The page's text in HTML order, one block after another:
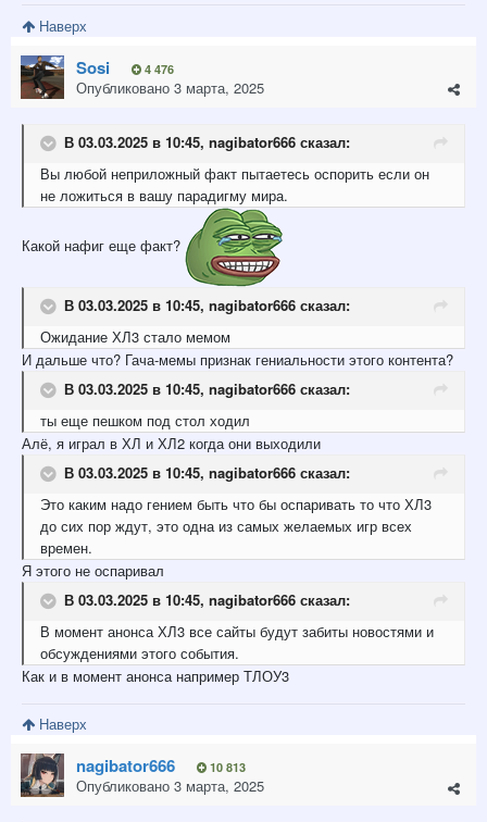
Наверх
Sosi 4 476
Опубликовано 3 марта, 2025
В 03.03.2025 в 10:45, nagibator666 сказал:
Вы любой неприложный факт пытаетесь оспорить если он
не ложиться в вашу парадигму мира.
Какой нафиг еще факт?
В 03.03.2025 в 10:45, nagibator666 сказал:
Ожидание ХЛ3 стало мемом
И дальше что? Гача-мемы признак гениальности этого контента?
В 03.03.2025 в 10:45, nagibator666 сказал:
ты еще пешком под стол ходил
Алё, я играл в ХЛ и ХЛ2 когда они выходили
В 03.03.2025 в 10:45, nagibator666 сказал:
Это каким надо гением быть что бы оспаривать то что ХЛ3
до сих пор ждут, это одна из самых желаемых игр всех
времен.
Я этого не оспаривал
В 03.03.2025 в 10:45, nagibator666 сказал:
В момент анонса ХЛ3 все сайты будут забиты новостями и
обсуждениями этого события.
Как и в момент анонса например ТЛОУ3
Наверх
nagibator666 10 813
Опубликовано 3 марта, 2025